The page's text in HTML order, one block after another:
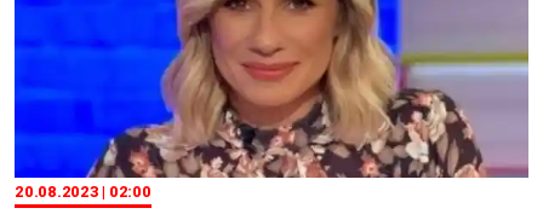
20.08.2023 | 02:00